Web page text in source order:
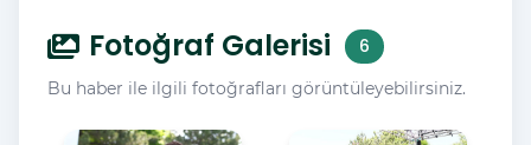
Fotoğraf Galerisi 6
Bu haber ile ilgili fotoğrafları görüntüleyebilirsiniz.